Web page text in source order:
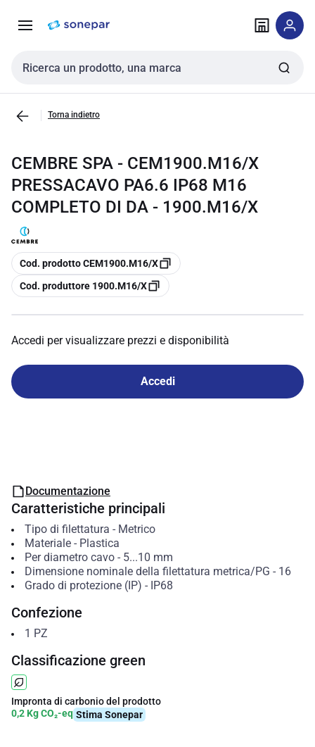
navigazione alla
Cerca input
Torna indietro
CEMBRE SPA - CEM1900.M16/X
PRESSACAVO PA6.6 IP68 M16
COMPLETO DI DA - 1900.M16/X
copia
Cod. prodotto CEM1900.M16/X
copia
Cod. produttore 1900.M16/X
Accedi per visualizzare prezzi e disponibilità
Accedi
Documentazione
Caratteristiche principali
Tipo di filettatura - Metrico
Materiale- Plastica
Per diametro cavo- 5...10 mm
Dimensione nominale della filettatura metrica/PG - 16
Grado di protezione (IP) - IP68
Confezione
1 PZ
Classificazione green
Impronta di carbonio del prodotto
0,2 Kg CO₂-eq Stima Sonepar